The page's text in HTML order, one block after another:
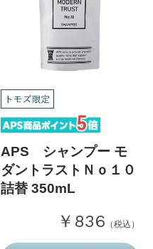
APS シャンプー モ
ダントラストＮｏ１０
詰替 350mL
￥836 （税込）